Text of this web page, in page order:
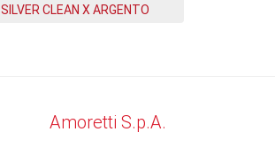
SILVER CLEAN X ARGENTO
Amoretti S.p.A.